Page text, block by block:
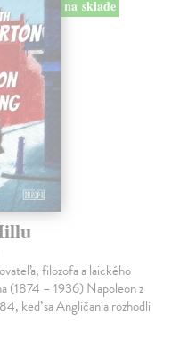
na sklade
filozofa a laického
(1874 – 1936) Napoleon z
keď sa Angličania rozhodli